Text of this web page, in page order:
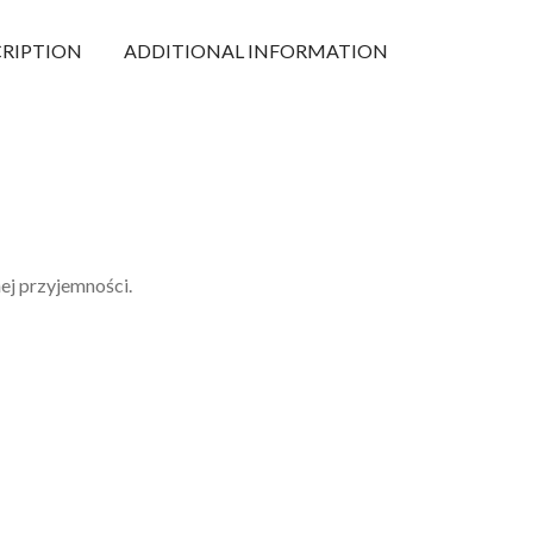
ADDITIONAL INFORMATION
przyjemności.